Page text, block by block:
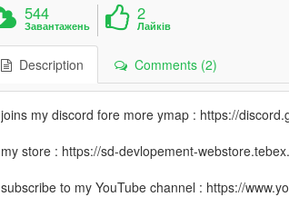
544
Завантажень
2
Лайків
Description Comments (2)
joins my discord fore more ymap : https://
my store : https://sd-devlopement-
subscribe to my YouTube channel : https://